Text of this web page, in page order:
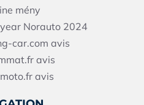
mény
Norauto 2024
car.com avis
avis
avis